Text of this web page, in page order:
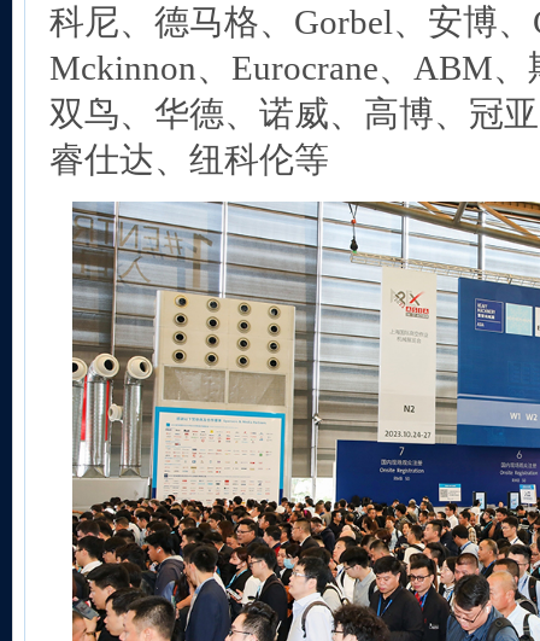
科尼、德马格、Gorbel、安博、
Mckinnon、Eurocrane、ABM
双鸟、华德、诺威、高博、冠
睿仕达、纽科伦等